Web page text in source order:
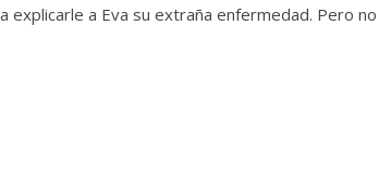
explicarle a Eva su extraña enfermedad. Pero no